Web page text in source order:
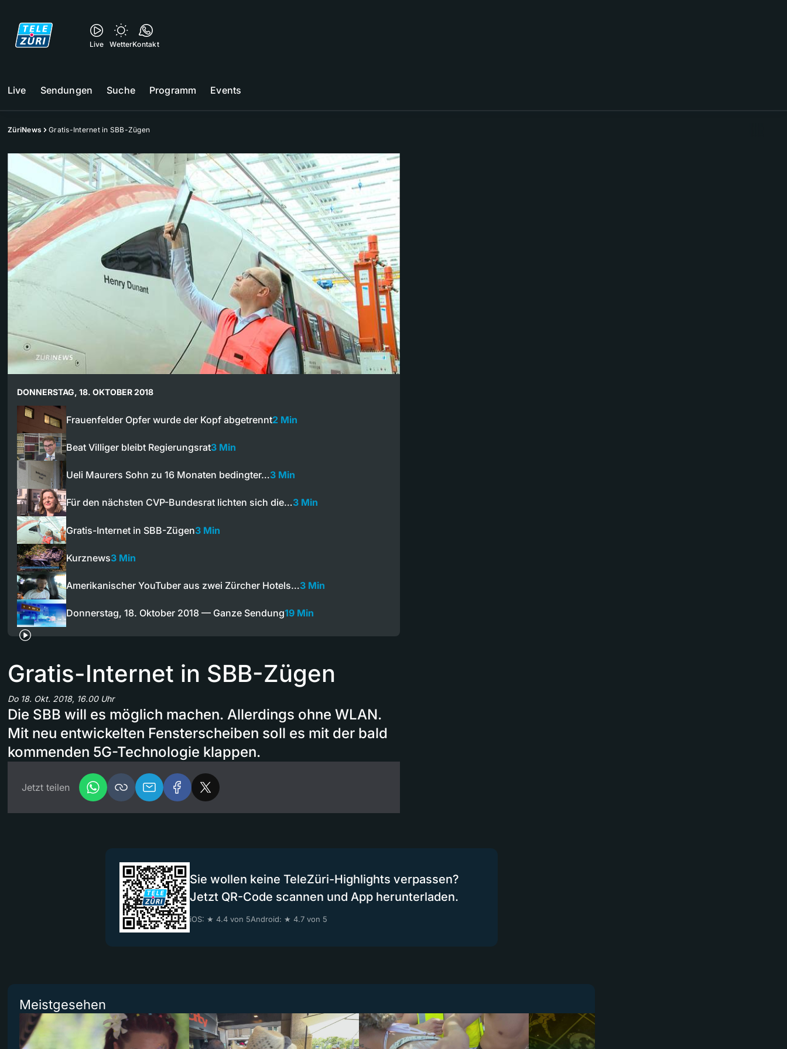
Live WetterKontakt
Live Sendungen Suche Programm Events
ZüriNews Gratis-Internet in SBB-Zügen
DONNERSTAG, 18. OKTOBER 2018
Frauenfelder Opfer wurde der Kopf abgetrennt2 Min
Beat Villiger bleibt Regierungsrat3 Min
Ueli Maurers Sohn zu 16 Monaten bedingter…3 Min
Für den nächsten CVP-Bundesrat lichten sich die…3 Min
Gratis-Internet in SBB-Zügen3 Min
Kurznews3 Min
Amerikanischer YouTuber aus zwei Zürcher Hotels…3 Min
Donnerstag, 18. Oktober 2018 — Ganze Sendung19 Min
Gratis-Internet in SBB-Zügen
Do 18. Okt. 2018, 16.00 Uhr
Die SBB will es möglich machen. Allerdings ohne WLAN.
Mit neu entwickelten Fensterscheiben soll es mit der bald
kommenden 5G-Technologie klappen.
Jetzt teilen
Sie wollen keine TeleZüri-Highlights verpassen?
Jetzt QR-Code scannen und App herunterladen.
iOS: ★ 4.4 von 5Android: ★ 4.7 von 5
Meistgesehen